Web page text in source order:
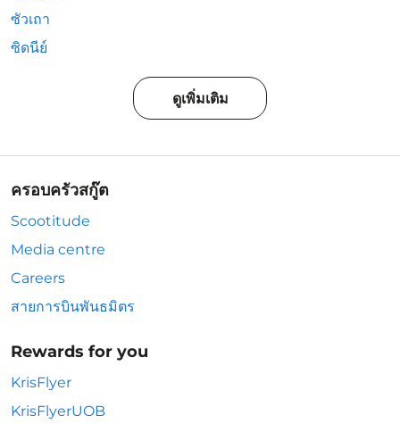
ซัวเถา
ซิดนีย์
ดูเพิ่มเติม
ครอบครัวสกู๊ต
Scootitude
Media centre
Careers
สายการบินพันธมิตร
Rewards for you
KrisFlyer
KrisFlyerUOB